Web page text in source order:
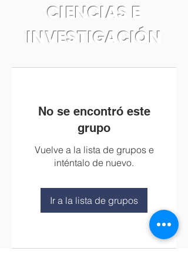
CIENCIAS E
INVESTIGACIÓN
No se encontró este
grupo
Vuelve a la lista de grupos e
inténtalo de nuevo.
Ir a la lista de grupos